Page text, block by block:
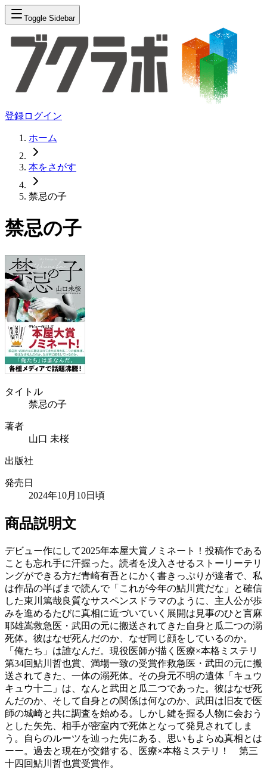
Toggle Sidebar
登録ログイン
ホーム
本をさがす
禁忌の子
禁忌の子
タイトル
禁忌の子
著者
山口 未桜
出版社
発売日
2024年10月10日頃
商品説明文
デビュー作にして2025年本屋大賞ノミネート！投稿作である
ことも忘れ手に汗握った。読者を没入させるストーリーテリ
ングができる方だ青崎有吾とにかく書きっぷりが達者で、私
は作品の半ばまで読んで「これが今年の鮎川賞だな」と確信
した東川篤哉良質なサスペンスドラマのように、主人公が歩
みを進めるたびに真相に近づいていく展開は見事のひと言麻
耶雄嵩救急医・武田の元に搬送されてきた自身と瓜二つの溺
死体。彼はなぜ死んだのか、なぜ同じ顔をしているのか。
「俺たち」は誰なんだ。現役医師が描く医療×本格ミステリ
第34回鮎川哲也賞、満場一致の受賞作救急医・武田の元に搬
送されてきた、一体の溺死体。その身元不明の遺体「キュウ
キュウ十二」は、なんと武田と瓜二つであった。彼はなぜ死
んだのか、そして自身との関係は何なのか、武田は旧友で医
師の城崎と共に調査を始める。しかし鍵を握る人物に会おう
とした矢先、相手が密室内で死体となって発見されてしま
う。自らのルーツを辿った先にある、思いもよらぬ真相とは
ーー。過去と現在が交錯する、医療×本格ミステリ！ 第三
十四回鮎川哲也賞受賞作。